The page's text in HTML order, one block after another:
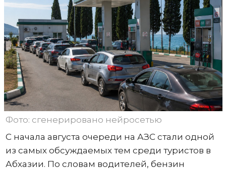
Фото: сгенерировано нейросетью
С начала августа очереди на АЗС стали одной
из самых обсуждаемых тем среди туристов в
Абхазии. По словам водителей, бензин